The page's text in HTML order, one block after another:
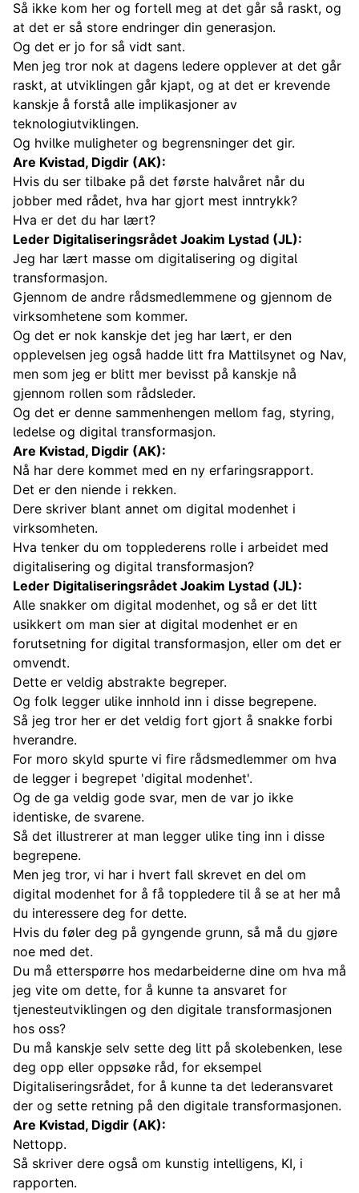
Så ikke kom her og fortell meg at det går så raskt, og
at det er så store endringer din generasjon.
Og det er jo for så vidt sant.
Men jeg tror nok at dagens ledere opplever at det går
raskt, at utviklingen går kjapt, og at det er krevende
kanskje å forstå alle implikasjoner av
teknologiutviklingen.
Og hvilke muligheter og begrensninger det gir.
Are Kvistad, Digdir (AK):
Hvis du ser tilbake på det første halvåret når du
jobber med rådet, hva har gjort mest inntrykk?
Hva er det du har lært?
Leder Digitaliseringsrådet Joakim Lystad (JL):
Jeg har lært masse om digitalisering og digital
transformasjon.
Gjennom de andre rådsmedlemmene og gjennom de
virksomhetene som kommer.
Og det er nok kanskje det jeg har lært, er den
opplevelsen jeg også hadde litt fra Mattilsynet og Nav,
men som jeg er blitt mer bevisst på kanskje nå
gjennom rollen som rådsleder.
Og det er denne sammenhengen mellom fag, styring,
ledelse og digital transformasjon.
Are Kvistad, Digdir (AK):
Nå har dere kommet med en ny erfaringsrapport.
Det er den niende i rekken.
Dere skriver blant annet om digital modenhet i
virksomheten.
Hva tenker du om topplederens rolle i arbeidet med
digitalisering og digital transformasjon?
Leder Digitaliseringsrådet Joakim Lystad (JL):
Alle snakker om digital modenhet, og så er det litt
usikkert om man sier at digital modenhet er en
forutsetning for digital transformasjon, eller om det er
omvendt.
Dette er veldig abstrakte begreper.
Og folk legger ulike innhold inn i disse begrepene.
Så jeg tror her er det veldig fort gjort å snakke forbi
hverandre.
For moro skyld spurte vi fire rådsmedlemmer om hva
de legger i begrepet 'digital modenhet'.
Og de ga veldig gode svar, men de var jo ikke
identiske, de svarene.
Så det illustrerer at man legger ulike ting inn i disse
begrepene.
Men jeg tror, vi har i hvert fall skrevet en del om
digital modenhet for å få toppledere til å se at her må
du interessere deg for dette.
Hvis du føler deg på gyngende grunn, så må du gjøre
noe med det.
Du må etterspørre hos medarbeiderne dine om hva må
jeg vite om dette, for å kunne ta ansvaret for
tjenesteutviklingen og den digitale transformasjonen
hos oss?
Du må kanskje selv sette deg litt på skolebenken, lese
deg opp eller oppsøke råd, for eksempel
Digitaliseringsrådet, for å kunne ta det lederansvaret
der og sette retning på den digitale transformasjonen.
Are Kvistad, Digdir (AK):
Nettopp.
Så skriver dere også om kunstig intelligens, KI, i
rapporten.